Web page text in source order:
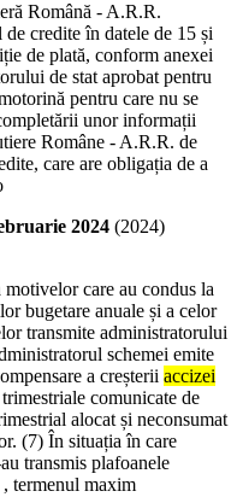
Română - A.R.R.
credite în datele de 15 și
de plată, conform anexei
de stat aprobat pentru
pentru care nu se
unor informații
Române - A.R.R. de
care are obligația de a
2024 (2024)
care au condus la
bugetare anuale și a celor
transmite administratorului
schemei emite
a creșterii accizei
comunicate de
alocat și neconsumat
(7) În situația în care
transmis plafoanele
termenul maxim